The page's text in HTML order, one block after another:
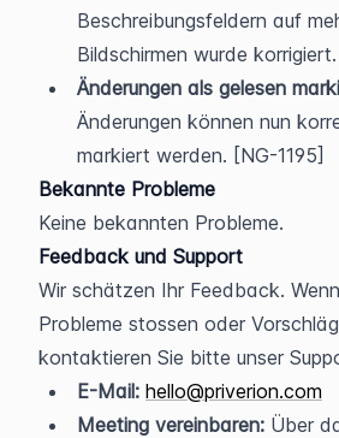
Beschreibungsfeldern auf
Bildschirmen wurde
Änderungen als gelesen
Änderungen können nun
markiert werden. [NG-1195]
Bekannte Probleme
Keine bekannten Probleme.
Feedback und Support
Wir schätzen Ihr Feedback.
Probleme stossen oder
kontaktieren Sie bitte unser
E-Mail: hello@priverion.com
Meeting vereinbaren: Über